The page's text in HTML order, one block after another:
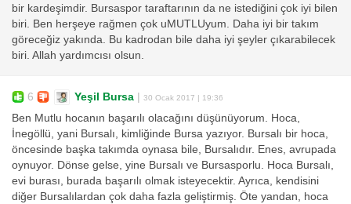
bir kardeşimdir. Bursaspor taraftarının da ne istediğini çok iyi bilen
biri. Ben herşeye rağmen çok uMUTLUyum. Daha iyi bir takım
göreceğiz yakında. Bu kadrodan bile daha iyi şeyler çıkarabilecek
biri. Allah yardımcısı olsun.
6 Yeşil Bursa 30 Ocak 2017 | 19:36
Ben Mutlu hocanın başarılı olacağını düşünüyorum. Hoca,
İnegöllü, yani Bursalı, kimliğinde Bursa yazıyor. Bursalı bir hoca,
öncesinde başka takımda oynasa bile, Bursalıdır. Enes, avrupada
oynuyor. Dönse gelse, yine Bursalı ve Bursasporlu. Hoca Bursalı,
evi burası, burada başarılı olmak isteyecektir. Ayrıca, kendisini
diğer Bursalılardan çok daha fazla geliştirmiş. Öte yandan, hoca